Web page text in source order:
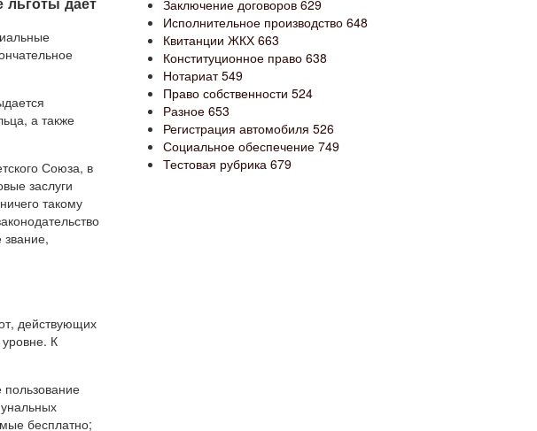
а также
Союза, в
заслуги
такому
действующих
К
бесплатно;
Заключение договоров 629
Исполнительное производство 648
Квитанции ЖКХ 663
Конституционное право 638
Нотариат549
Право собственности 524
Разное 653
Регистрация автомобиля 526
Социальное обеспечение 749
Тестовая рубрика 679